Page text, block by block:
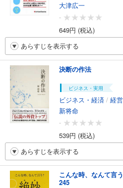
大津広一
-
649円 (税込)
あらすじを表示する
決断の作法
ビジネス・実用
ビジネス・経済 / 経
新将命
-
539円 (税込)
あらすじを表示する
こんな時、なんて言
245